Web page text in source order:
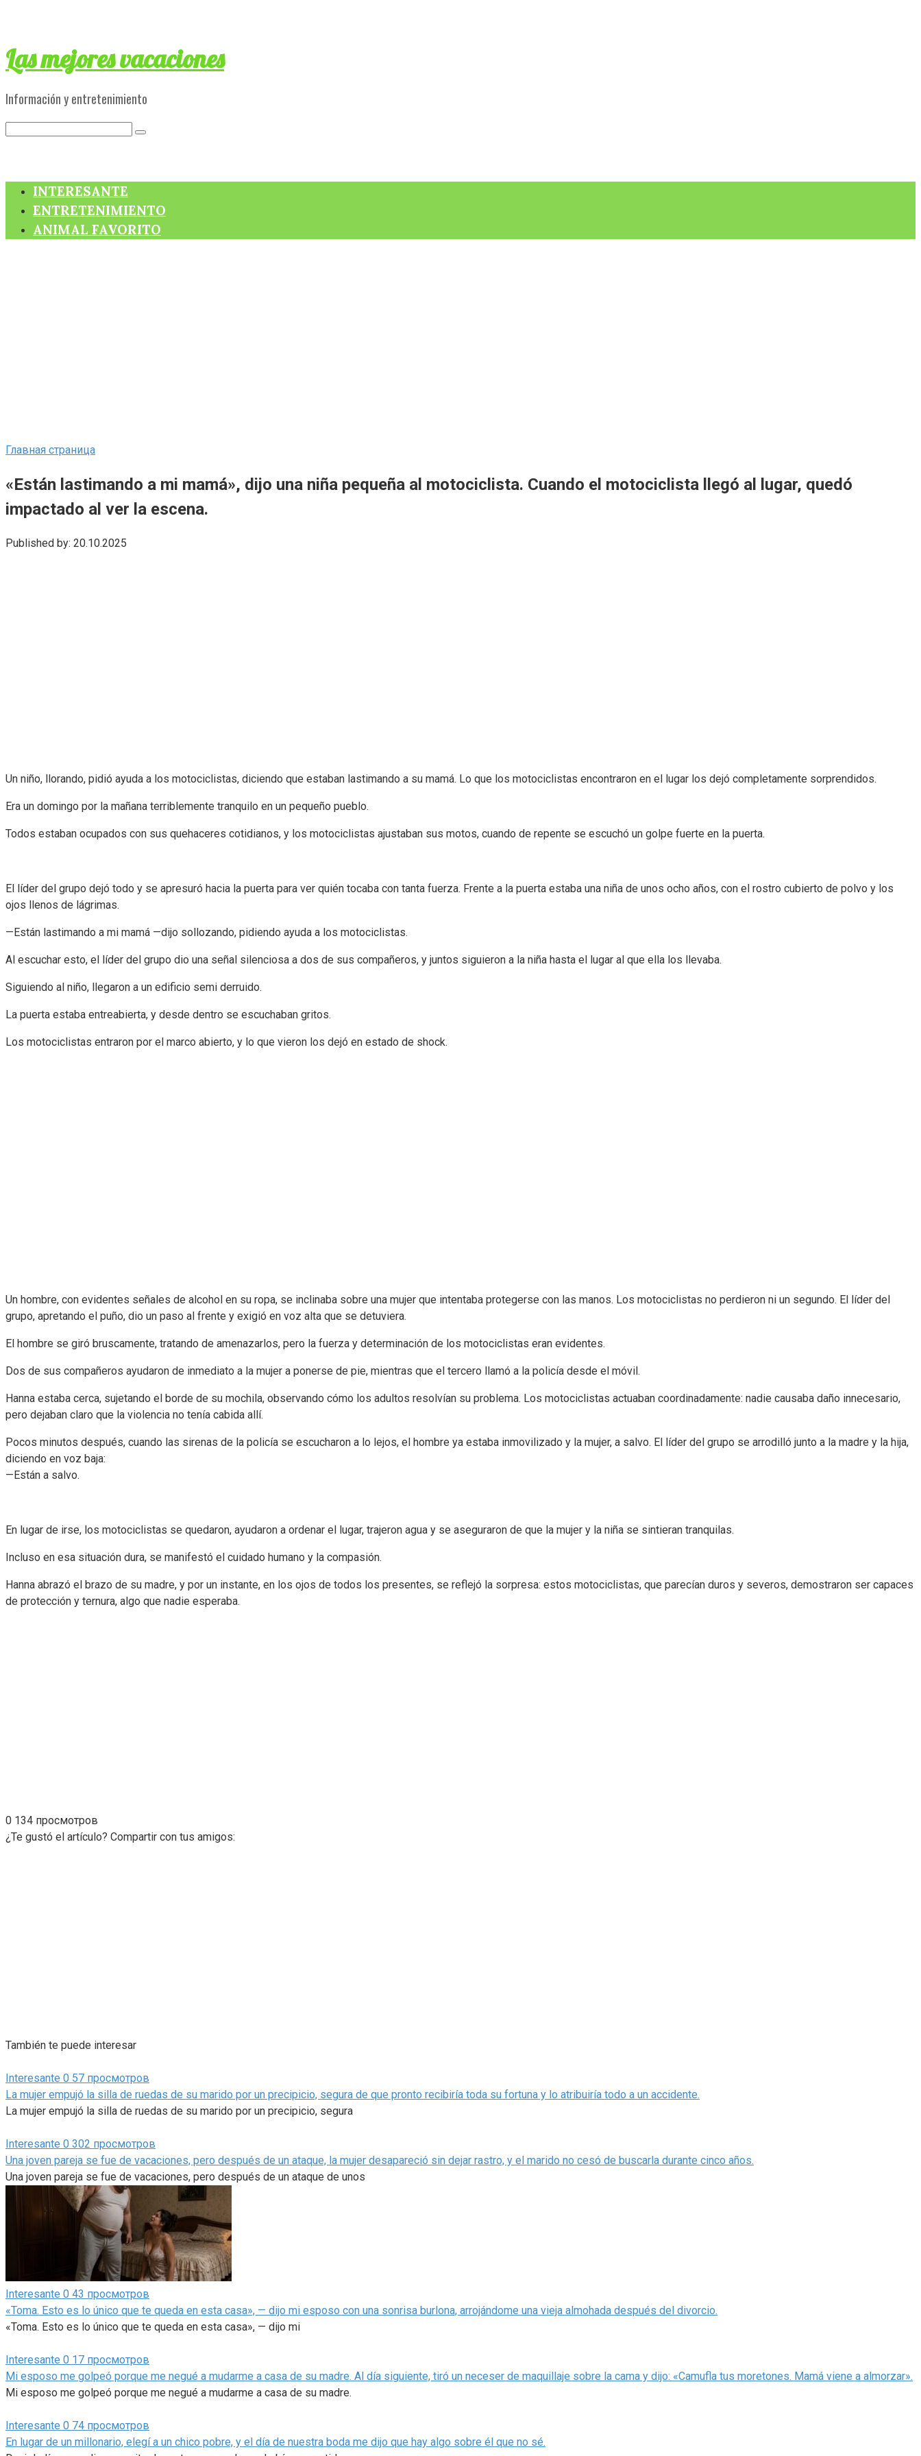
content
Las mejores vacaciones
Información y entretenimiento
INTERESANTE
ENTRETENIMIENTO
ANIMAL FAVORITO
Главная страница
«Están lastimando a mi mamá», dijo una niña pequeña al motociclista. Cuando el motociclista llegó al lugar, quedó
impactado al ver la escena.
Published by: 20.10.2025
Un niño, llorando, pidió ayuda a los motociclistas, diciendo que estaban lastimando a su mamá. Lo que los motociclistas encontraron en el lugar los dejó completamente sorprendidos.
Era un domingo por la mañana terriblemente tranquilo en un pequeño pueblo.
Todos estaban ocupados con sus quehaceres cotidianos, y los motociclistas ajustaban sus motos, cuando de repente se escuchó un golpe fuerte en la puerta.
El líder del grupo dejó todo y se apresuró hacia la puerta para ver quién tocaba con tanta fuerza. Frente a la puerta estaba una niña de unos ocho años, con el rostro cubierto de polvo y los
ojos llenos de lágrimas.
—Están lastimando a mi mamá —dijo sollozando, pidiendo ayuda a los motociclistas.
Al escuchar esto, el líder del grupo dio una señal silenciosa a dos de sus compañeros, y juntos siguieron a la niña hasta el lugar al que ella los llevaba.
Siguiendo al niño, llegaron a un edificio semi derruido.
La puerta estaba entreabierta, y desde dentro se escuchaban gritos.
Los motociclistas entraron por el marco abierto, y lo que vieron los dejó en estado de shock.
Un hombre, con evidentes señales de alcohol en su ropa, se inclinaba sobre una mujer que intentaba protegerse con las manos. Los motociclistas no perdieron ni un segundo. El líder del
grupo, apretando el puño, dio un paso al frente y exigió en voz alta que se detuviera.
El hombre se giró bruscamente, tratando de amenazarlos, pero la fuerza y determinación de los motociclistas eran evidentes.
Dos de sus compañeros ayudaron de inmediato a la mujer a ponerse de pie, mientras que el tercero llamó a la policía desde el móvil.
Hanna estaba cerca, sujetando el borde de su mochila, observando cómo los adultos resolvían su problema. Los motociclistas actuaban coordinadamente: nadie causaba daño innecesario,
pero dejaban claro que la violencia no tenía cabida allí.
Pocos minutos después, cuando las sirenas de la policía se escucharon a lo lejos, el hombre ya estaba inmovilizado y la mujer, a salvo. El líder del grupo se arrodilló junto a la madre y la hija,
diciendo en voz baja:
—Están a salvo.
En lugar de irse, los motociclistas se quedaron, ayudaron a ordenar el lugar, trajeron agua y se aseguraron de que la mujer y la niña se sintieran tranquilas.
Incluso en esa situación dura, se manifestó el cuidado humano y la compasión.
Hanna abrazó el brazo de su madre, y por un instante, en los ojos de todos los presentes, se reflejó la sorpresa: estos motociclistas, que parecían duros y severos, demostraron ser capaces
de protección y ternura, algo que nadie esperaba.
0 134 просмотров
¿Te gustó el artículo? Compartir con tus amigos:
También te puede interesar
Interesante 0 57 просмотров
La mujer empujó la silla de ruedas de su marido por un precipicio, segura de que pronto recibiría toda su fortuna y lo atribuiría todo a un accidente.
La mujer empujó la silla de ruedas de su marido por un precipicio, segura
Interesante 0 302 просмотров
Una joven pareja se fue de vacaciones, pero después de un ataque, la mujer desapareció sin dejar rastro, y el marido no cesó de buscarla durante cinco años.
Una joven pareja se fue de vacaciones, pero después de un ataque de unos
Interesante 0 43 просмотров
«Toma. Esto es lo único que te queda en esta casa», — dijo mi esposo con una sonrisa burlona, arrojándome una vieja almohada después del divorcio.
«Toma. Esto es lo único que te queda en esta casa», — dijo mi
Interesante 0 17 просмотров
Mi esposo me golpeó porque me negué a mudarme a casa de su madre. Al día siguiente, tiró un neceser de maquillaje sobre la cama y dijo: «Camufla tus moretones. Mamá viene a almorzar».
Mi esposo me golpeó porque me negué a mudarme a casa de su madre.
Interesante 0 74 просмотров
En lugar de un millonario, elegí a un chico pobre, y el día de nuestra boda me dijo que hay algo sobre él que no sé.